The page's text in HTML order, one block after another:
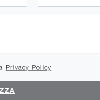
Privacy Policy